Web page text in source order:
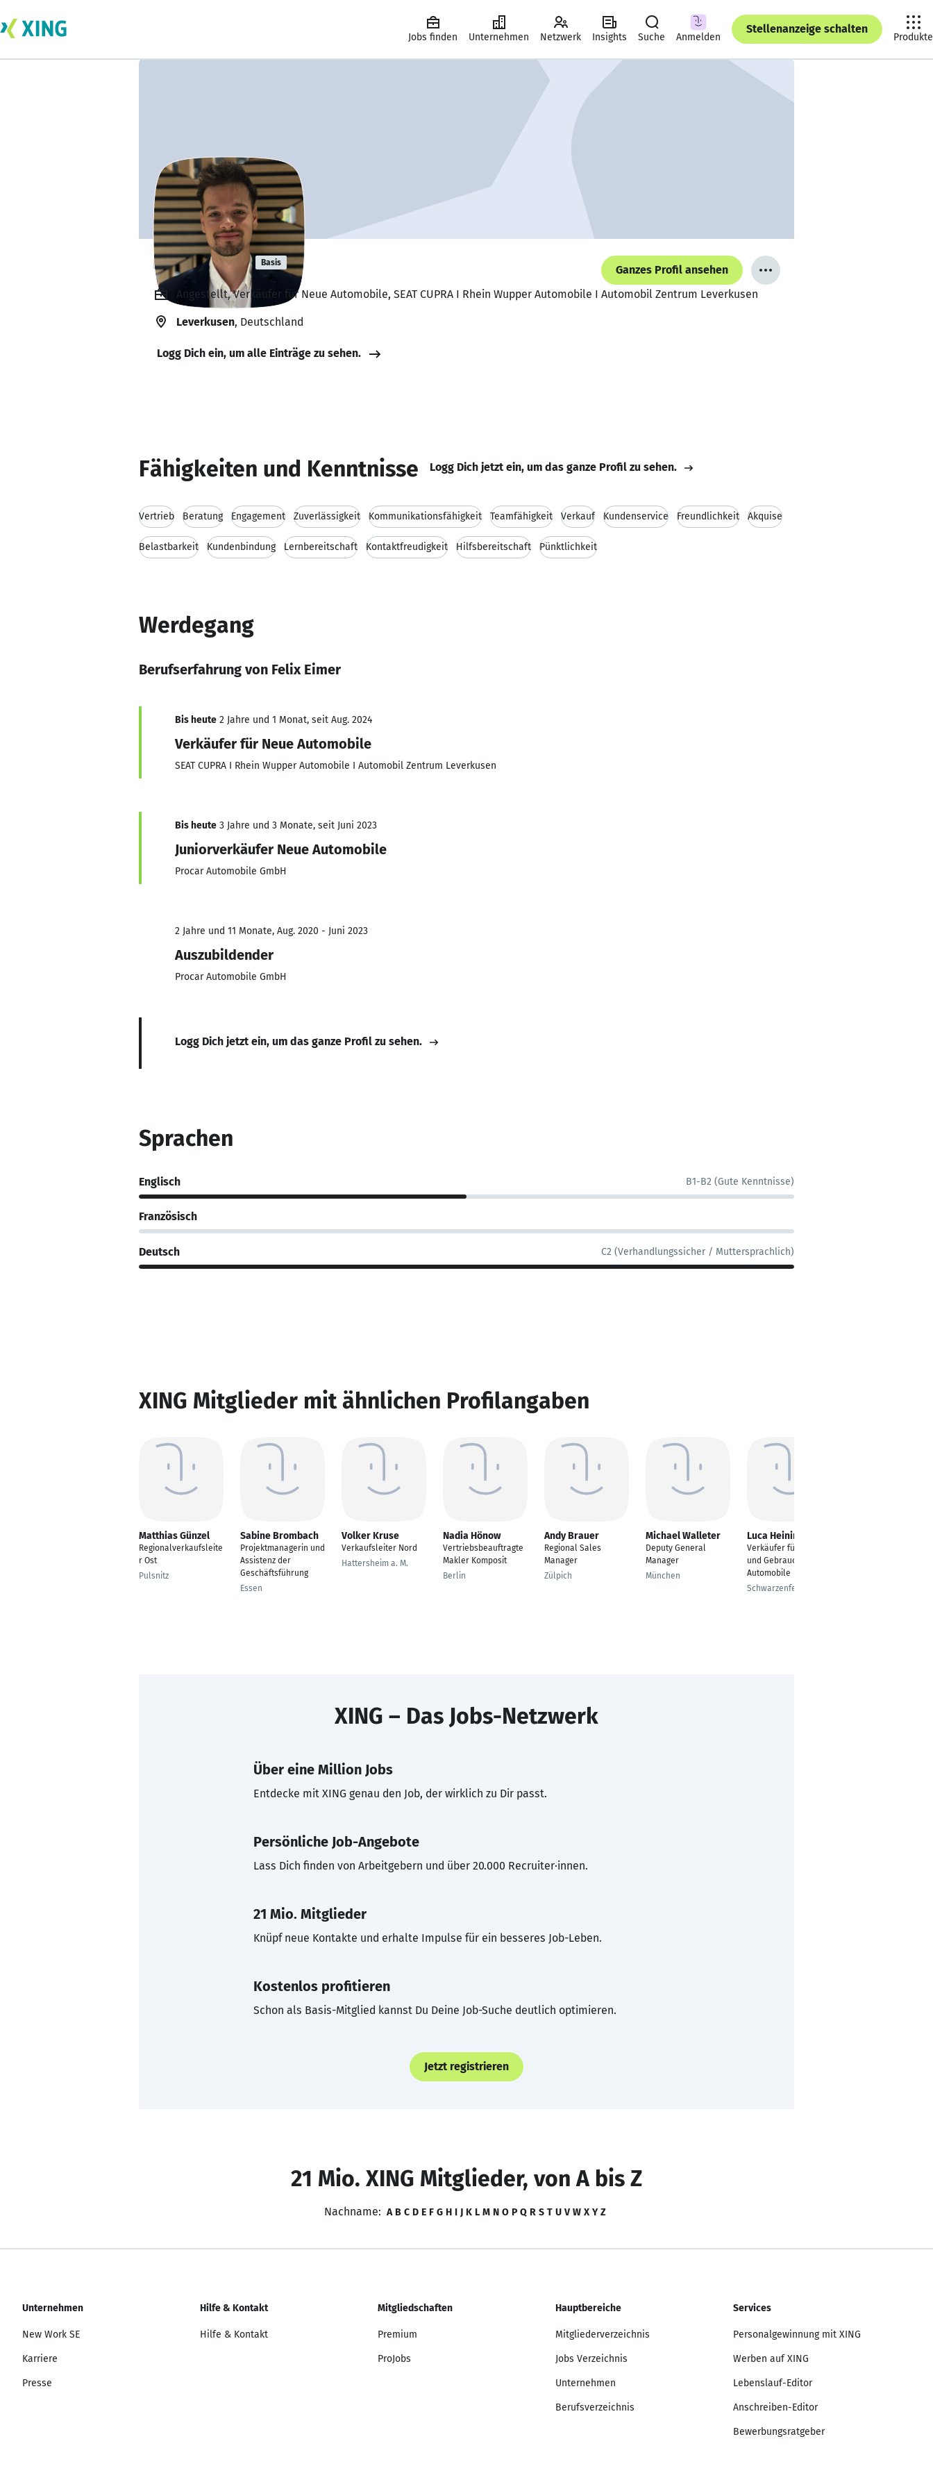
Jobs finden Unternehmen Netzwerk Insights Suche Anmelden
Stellenanzeige schalten
Produkte
Felix Eimer Basis
Ganzes Profil ansehen
Angestellt, Verkäufer für Neue Automobile, SEAT CUPRA I Rhein Wupper Automobile I Automobil Zentrum Leverkusen
Leverkusen, Deutschland
Logg Dich ein, um alle Einträge zu sehen.
Fähigkeiten und Kenntnisse Logg Dich jetzt ein, um das ganze Profil zu sehen.
Vertrieb Beratung Engagement Zuverlässigkeit Kommunikationsfähigkeit Teamfähigkeit Verkauf Kundenservice Freundlichkeit Akquise
Belastbarkeit Kundenbindung Lernbereitschaft Kontaktfreudigkeit Hilfsbereitschaft Pünktlichkeit
Werdegang
Berufserfahrung von Felix Eimer
Bis heute 2 Jahre und 1 Monat, seit Aug. 2024
Verkäufer für Neue Automobile
SEAT CUPRA I Rhein Wupper Automobile I Automobil Zentrum Leverkusen
Bis heute 3 Jahre und 3 Monate, seit Juni 2023
Juniorverkäufer Neue Automobile
Procar Automobile GmbH
2 Jahre und 11 Monate, Aug. 2020 - Juni 2023
Auszubildender
Procar Automobile GmbH
Logg Dich jetzt ein, um das ganze Profil zu sehen.
Sprachen
Englisch B1-B2 (Gute Kenntnisse)
Französisch
Deutsch C2 (Verhandlungssicher / Muttersprachlich)
XING Mitglieder mit ähnlichen Profilangaben
Matthias Günzel
Regionalverkaufsleite
r Ost
Pulsnitz
Sabine Brombach
Projektmanagerin und
Assistenz der
Geschäftsführung
Essen
Volker Kruse
Verkaufsleiter Nord
Hattersheim a. M.
Nadia Hönow
Vertriebsbeauftragte
Makler Komposit
Berlin
Andy Brauer
Regional Sales
Manager
Zülpich
Michael Walleter
Deputy General
Manager
München
Luca Heining
Verkäufer für Neue
und Gebrauchte
Automobile
Schwarzenfeld
XING – Das Jobs-Netzwerk
Über eine Million Jobs
Entdecke mit XING genau den Job, der wirklich zu Dir passt.
Persönliche Job-Angebote
Lass Dich finden von Arbeitgebern und über 20.000 Recruiter·innen.
21 Mio. Mitglieder
Knüpf neue Kontakte und erhalte Impulse für ein besseres Job-Leben.
Kostenlos profitieren
Schon als Basis-Mitglied kannst Du Deine Job-Suche deutlich optimieren.
Jetzt registrieren
21 Mio. XING Mitglieder, von A bis Z
Nachname: A B C D E F G H I J K L M N O P Q R S T U V W X Y Z
Unternehmen
New Work SE
Karriere
Presse
Hilfe & Kontakt
Hilfe & Kontakt
Mitgliedschaften
Premium
ProJobs
Hauptbereiche
Mitgliederverzeichnis
Jobs Verzeichnis
Unternehmen
Berufsverzeichnis
Services
Personalgewinnung mit XING
Werben auf XING
Lebenslauf-Editor
Anschreiben-Editor
Bewerbungsratgeber